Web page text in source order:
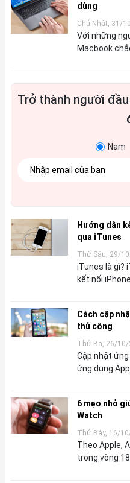
dùng
Chủ Nhật, 31/
Với những
Macbook
Trở thành người
Nam
Hướng dẫn
qua iTunes
Thứ Sáu, 29/
iTunes là gì?
kết nối
Cách cập
thủ công
Thứ Ba, 26/10/
Cập nhật
ứng dụng
6 mẹo nhỏ
Watch
Thứ Bảy, 16/
Theo Apple,
trong vòng